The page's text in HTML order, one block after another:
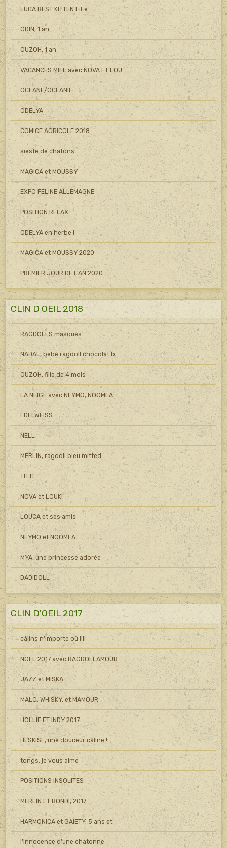
LUCA BEST KITTEN FiFé
ODIN, 1 an
OUZOH, 1 an
VACANCES MIEL avec NOVA ET LOU
OCEANE/OCEANIE
ODELYA
COMICE AGRICOLE 2018
sieste de chatons
MAGICA et MOUSSY
EXPO FELINE ALLEMAGNE
POSITION RELAX
ODELYA en herbe !
MAGICA et MOUSSY 2020
PREMIER JOUR DE L'AN 2020
CLIN D OEIL 2018
RAGDOLLS masqués
NADAL, bébé ragdoll chocolat b
OUZOH, fille de 4 mois
LA NEIGE avec NEYMO, NOOMEA
EDELWEISS
NELL
MERLIN, ragdoll bleu mitted
TITTI
NOVA et LOUKI
LOUCA et ses amis
NEYMO et NOOMEA
MYA, une princesse adorée
DADIDOLL
CLIN D'OEIL 2017
câlins n'importe où !!!!
NOEL 2017 avec RAGDOLLAMOUR
JAZZ et MISKA
MALO, WHISKY, et MAMOUR
HOLLIE ET INDY 2017
HESKISE, une douceur câline !
tongs, je vous aime
POSITIONS INSOLITES
MERLIN ET BONDI, 2017
HARMONICA et GAIETY, 5 ans et
l'innocence d'une chatonne